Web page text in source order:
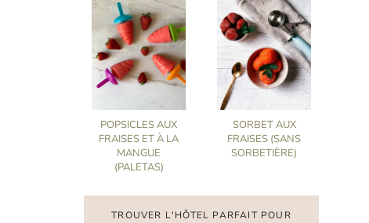
POPSICLES AUX
FRAISES ET À LA
MANGUE
(PALETAS)
SORBET AUX
FRAISES (SANS
SORBETIÈRE)
TROUVER L'HÔTEL PARFAIT POUR